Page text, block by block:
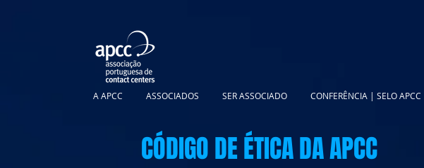
A APCC ASSOCIADOS SER ASSOCIADO CONFERÊNCIA | SELO APCC
CÓDIGO DE ÉTICA DA APCC